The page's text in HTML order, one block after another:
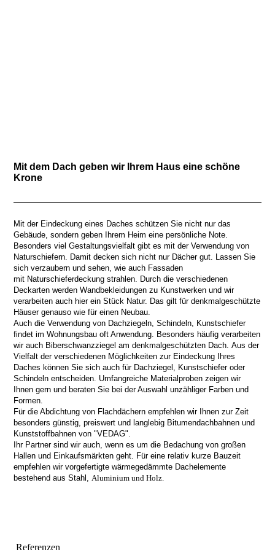
Mit dem Dach geben wir Ihrem Haus eine schöne
Krone
Mit der Eindeckung eines Daches schützen Sie nicht nur das
Gebäude, sondern geben Ihrem Heim eine persönliche Note.
Besonders viel Gestaltungsvielfalt gibt es mit der Verwendung von
Naturschiefern. Damit decken sich nicht nur Dächer gut. Lassen Sie
sich verzaubern und sehen, wie auch Fassaden
mit Naturschieferdeckung strahlen. Durch die verschiedenen
Deckarten werden Wandbekleidungen zu Kunstwerken und wir
verarbeiten auch hier ein Stück Natur. Das gilt für denkmalgeschützte
Häuser genauso wie für einen Neubau.
Auch die Verwendung von Dachziegeln, Schindeln, Kunstschiefer
findet im Wohnungsbau oft Anwendung. Besonders häufig verarbeiten
wir auch Biberschwanzziegel am denkmalgeschützten Dach. Aus der
Vielfalt der verschiedenen Möglichkeiten zur Eindeckung Ihres
Daches können Sie sich auch für Dachziegel, Kunstschiefer oder
Schindeln entscheiden. Umfangreiche Materialproben zeigen wir
Ihnen gern und beraten Sie bei der Auswahl unzähliger Farben und
Formen.
Für die Abdichtung von Flachdächern empfehlen wir Ihnen zur Zeit
besonders günstig, preiswert und langlebig Bitumendachbahnen und
Kunststoffbahnen von "VEDAG".
Ihr Partner sind wir auch, wenn es um die Bedachung von großen
Hallen und Einkaufsmärkten geht. Für eine relativ kurze Bauzeit
empfehlen wir vorgefertigte wärmegedämmte Dachelemente
bestehend aus Stahl, Aluminium und Holz.
Referenzen